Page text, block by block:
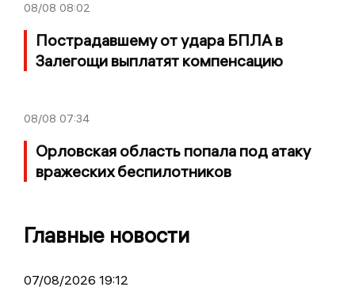
08/08 08:02
Пострадавшему от удара БПЛА в
Залегощи выплатят компенсацию
08/08 07:34
Орловская область попала под атаку
вражеских беспилотников
Главные новости
07/08/2026 19:12